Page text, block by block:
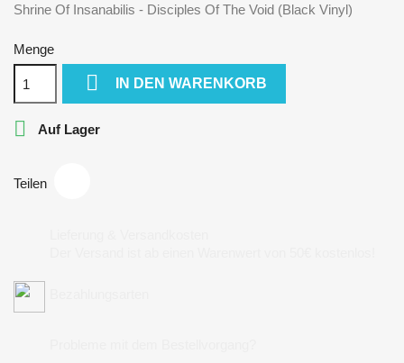
Shrine Of Insanabilis - Disciples Of The Void (Black Vinyl)
Menge
 IN DEN WARENKORB
 Auf Lager
Teilen